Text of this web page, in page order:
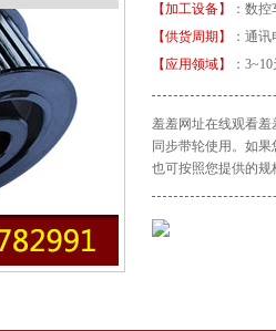
【加工设备】
：
【供货周期】
：
【应用领域】
：
羞羞网址在线观看羞
同步带轮使用。如
也可按照您提供的规格